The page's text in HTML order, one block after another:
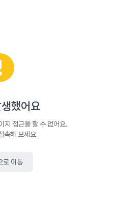
했어요
지 접근을 할 수 없어요.
속해 보세요.
로 이동